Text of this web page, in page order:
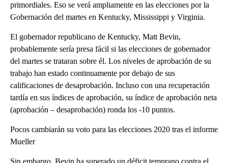
primordiales. Eso se verá ampliamente en las elecciones por la
Gobernación del martes en Kentucky, Mississippi y Virginia.
El gobernador republicano de Kentucky, Matt Bevin,
probablemente sería presa fácil si las elecciones de gobernador
del martes se trataran sobre él. Los niveles de aprobación de su
trabajo han estado continuamente por debajo de sus
calificaciones de desaprobación. Incluso con una recuperación
tardía en sus índices de aprobación, su índice de aprobación neta
(aprobación – desaprobación) ronda los -10 puntos.
Pocos cambiarán su voto para las elecciones 2020 tras el informe
Mueller